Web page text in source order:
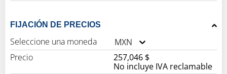
FIJACIÓN DE PRECIOS
Seleccione una moneda
MXN
Precio
257,046 $
No incluye IVA reclamable